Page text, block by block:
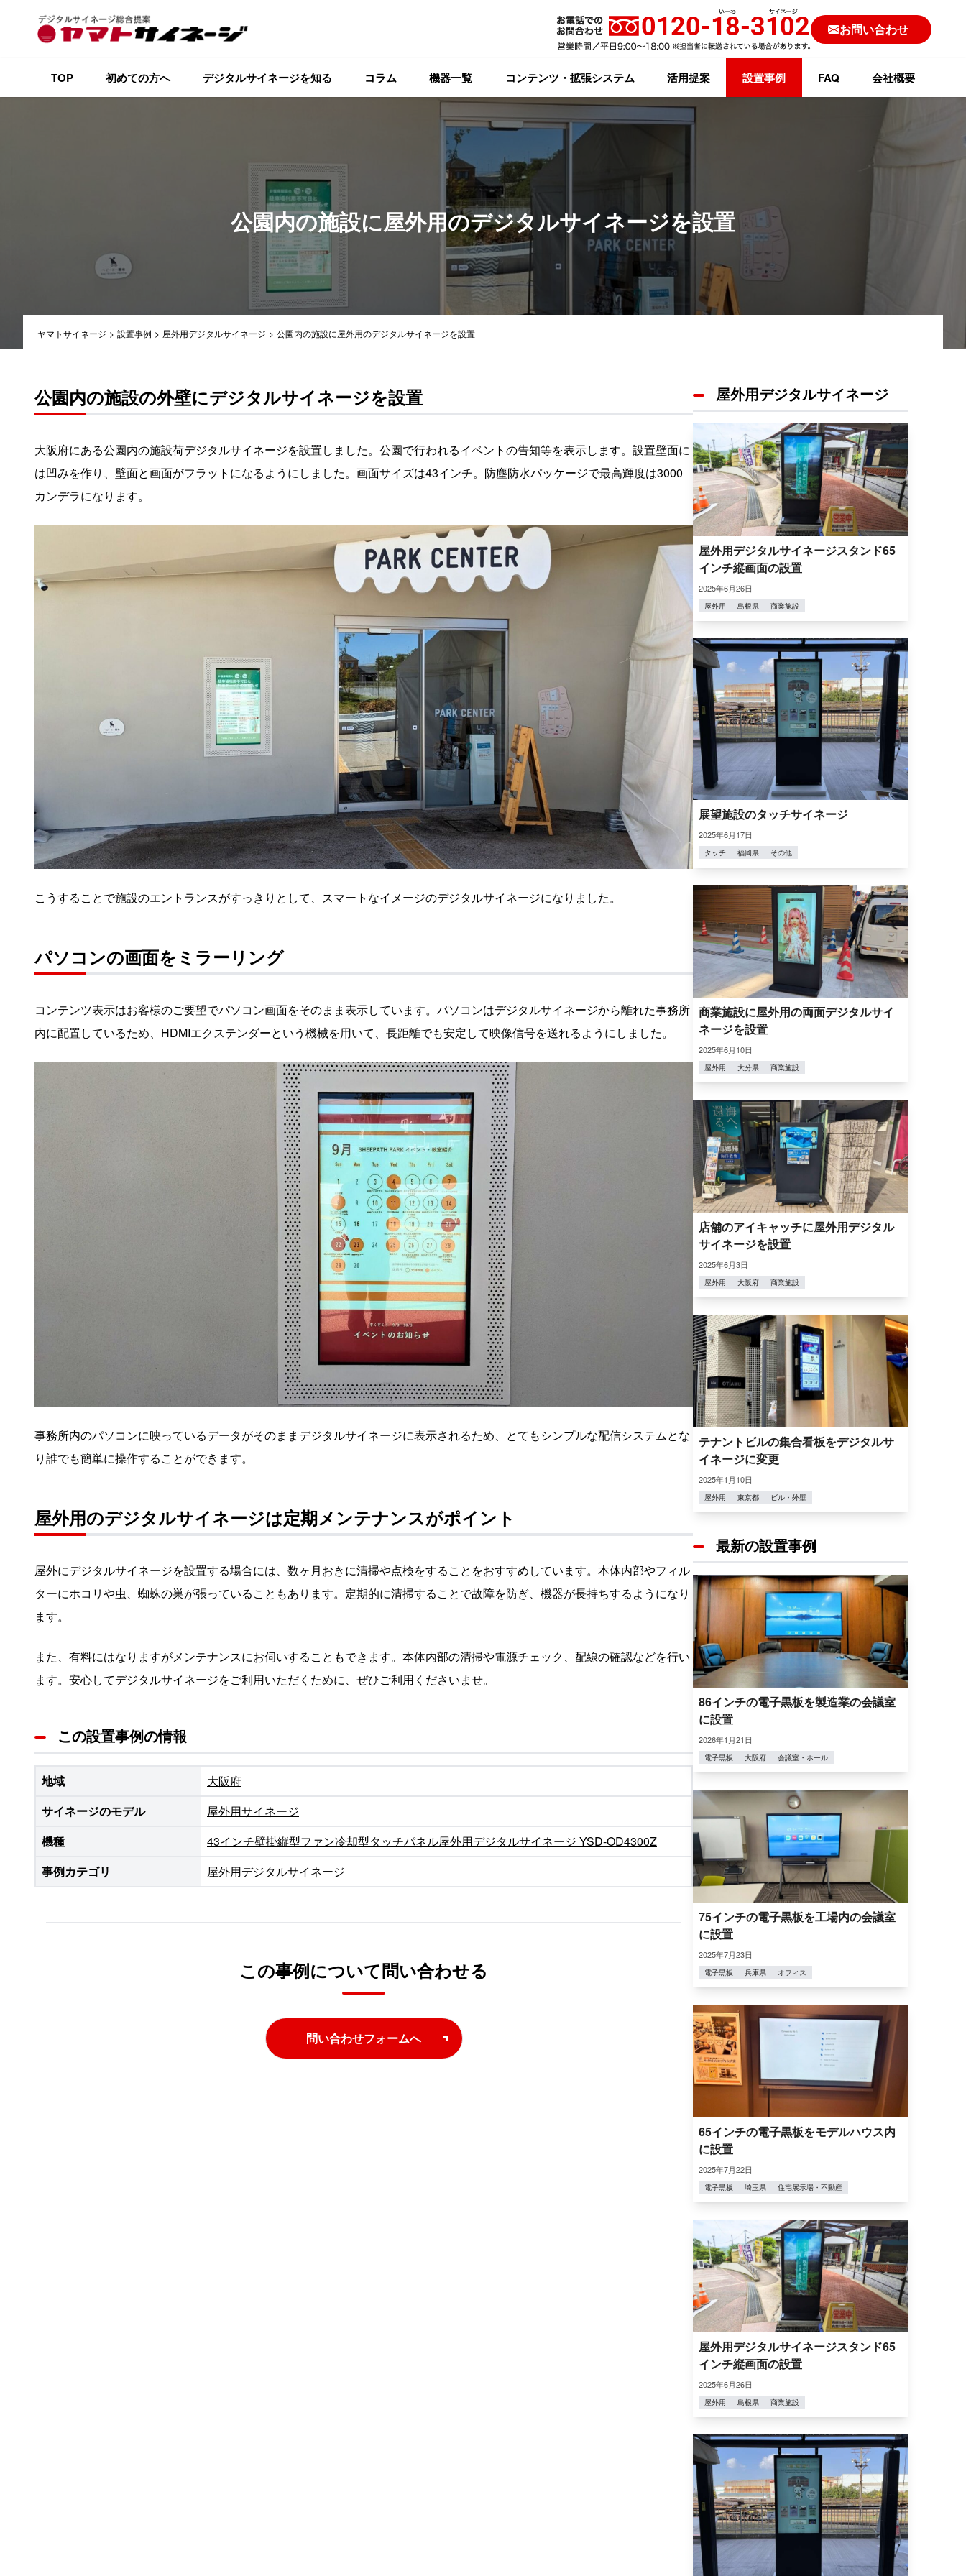
お問い合わせ
TOP 初めての方へ デジタルサイネージを知る コラム 機器一覧 コンテンツ・拡張システム 活用提案 設置事例 FAQ 会社概要
公園内の施設に屋外用のデジタルサイネージを設置
ヤマトサイネージ > 設置事例 > 屋外用デジタルサイネージ > 公園内の施設に屋外用のデジタルサイネージを設置
公園内の施設の外壁にデジタルサイネージを設置
大阪府にある公園内の施設荷デジタルサイネージを設置しました。公園で行われるイベントの告知等を表示します。設置壁面に
は凹みを作り、壁面と画面がフラットになるようにしました。画面サイズは43インチ。防塵防水パッケージで最高輝度は3000
カンデラになります。
こうすることで施設のエントランスがすっきりとして、スマートなイメージのデジタルサイネージになりました。
パソコンの画面をミラーリング
コンテンツ表示はお客様のご要望でパソコン画面をそのまま表示しています。パソコンはデジタルサイネージから離れた事務所
内に配置しているため、HDMIエクステンダーという機械を用いて、長距離でも安定して映像信号を送れるようにしました。
事務所内のパソコンに映っているデータがそのままデジタルサイネージに表示されるため、とてもシンプルな配信システムとな
り誰でも簡単に操作することができます。
屋外用のデジタルサイネージは定期メンテナンスがポイント
屋外にデジタルサイネージを設置する場合には、数ヶ月おきに清掃や点検をすることをおすすめしています。本体内部やフィル
ターにホコリや虫、蜘蛛の巣が張っていることもあります。定期的に清掃することで故障を防ぎ、機器が長持ちするようになり
ます。
また、有料にはなりますがメンテナンスにお伺いすることもできます。本体内部の清掃や電源チェック、配線の確認などを行い
ます。安心してデジタルサイネージをご利用いただくために、ぜひご利用くださいませ。
この設置事例の情報
地域
大阪府
サイネージのモデル
屋外用サイネージ
機種
43インチ壁掛縦型ファン冷却型タッチパネル屋外用デジタルサイネージ YSD-OD4300Z
事例カテゴリ
屋外用デジタルサイネージ
この事例について問い合わせる
問い合わせフォームへ
屋外用デジタルサイネージ
屋外用デジタルサイネージスタンド65
インチ縦画面の設置
2025年6月26日
屋外用 島根県 商業施設
展望施設のタッチサイネージ
2025年6月17日
タッチ 福岡県 その他
商業施設に屋外用の両面デジタルサイ
ネージを設置
2025年6月10日
屋外用 大分県 商業施設
店舗のアイキャッチに屋外用デジタル
サイネージを設置
2025年6月3日
屋外用 大阪府 商業施設
テナントビルの集合看板をデジタルサ
イネージに変更
2025年1月10日
屋外用 東京都 ビル・外壁
最新の設置事例
86インチの電子黒板を製造業の会議室
に設置
2026年1月21日
電子黒板 大阪府 会議室・ホール
75インチの電子黒板を工場内の会議室
に設置
2025年7月23日
電子黒板 兵庫県 オフィス
65インチの電子黒板をモデルハウス内
に設置
2025年7月22日
電子黒板 埼玉県 住宅展示場・不動産
屋外用デジタルサイネージスタンド65
インチ縦画面の設置
2025年6月26日
屋外用 島根県 商業施設